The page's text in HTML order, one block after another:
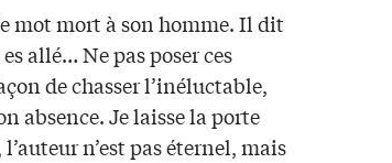
mot mort à son homme. Il dit
allé… Ne pas poser ces
de chasser l’inéluctable,
absence. Je laisse la porte
n’est pas éternel, mais